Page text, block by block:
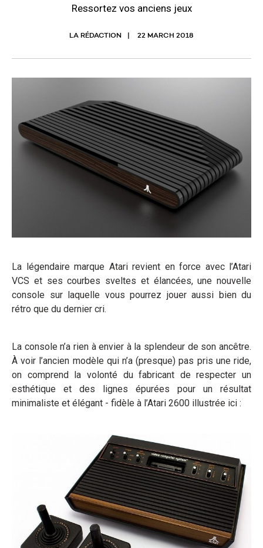
Ressortez vos anciens jeux
LA RÉDACTION 22 MARCH 2018
La légendaire marque Atari revient en force avec l’Atari
VCS et ses courbes sveltes et élancées, une nouvelle
console sur laquelle vous pourrez jouer aussi bien du
rétro que du dernier cri.
La console n’a rien à envier à la splendeur de son ancêtre.
À voir l’ancien modèle qui n’a (presque) pas pris une ride,
on comprend la volonté du fabricant de respecter un
esthétique et des lignes épurées pour un résultat
minimaliste et élégant - fidèle à l’Atari 2600 illustrée ici :